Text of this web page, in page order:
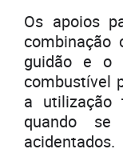
Os apoios
guidão e o
combustível
a utilização
quando
acidentados.